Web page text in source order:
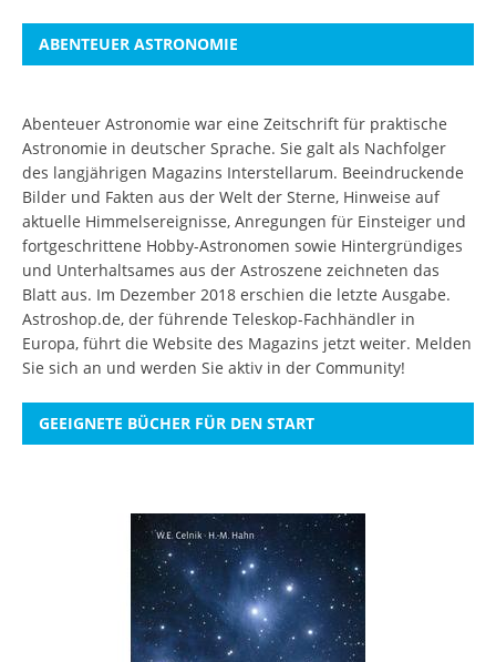
ABENTEUER ASTRONOMIE
Abenteuer Astronomie war eine Zeitschrift für praktische
Astronomie in deutscher Sprache. Sie galt als Nachfolger
des langjährigen Magazins Interstellarum. Beeindruckende
Bilder und Fakten aus der Welt der Sterne, Hinweise auf
aktuelle Himmelsereignisse, Anregungen für Einsteiger und
fortgeschrittene Hobby-Astronomen sowie Hintergründiges
und Unterhaltsames aus der Astroszene zeichneten das
Blatt aus. Im Dezember 2018 erschien die letzte Ausgabe.
Astroshop.de, der führende Teleskop-Fachhändler in
Europa, führt die Website des Magazins jetzt weiter. Melden
Sie sich an und werden Sie aktiv in der Community!
GEEIGNETE BÜCHER FÜR DEN START